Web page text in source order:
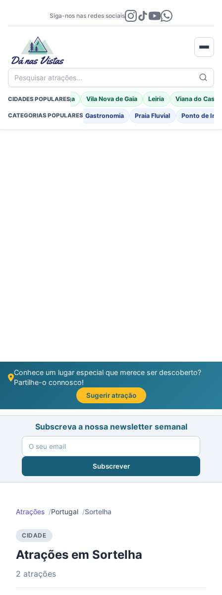
Siga-nos nas redes sociais
Pesquisar atrações...
CIDADES POPULARES
Porto Moniz Braga Vila Nova de Gaia Leiria Viana do
CATEGORIAS POPULARES
Fortificações Igreja Gastronomia Praia Fluvial Ponto de
Conhece um lugar especial que merece ser descoberto?
Partilhe-o connosco!
Sugerir atração
Subscreva a nossa newsletter semanal
Subscrever
Atrações Portugal Sortelha
CIDADE
Atrações em Sortelha
2 atrações